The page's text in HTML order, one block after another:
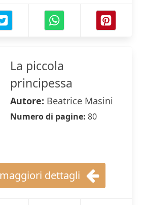
La piccola
principessa
Autore: Beatrice Masini
Numero di pagine: 80
dettagli